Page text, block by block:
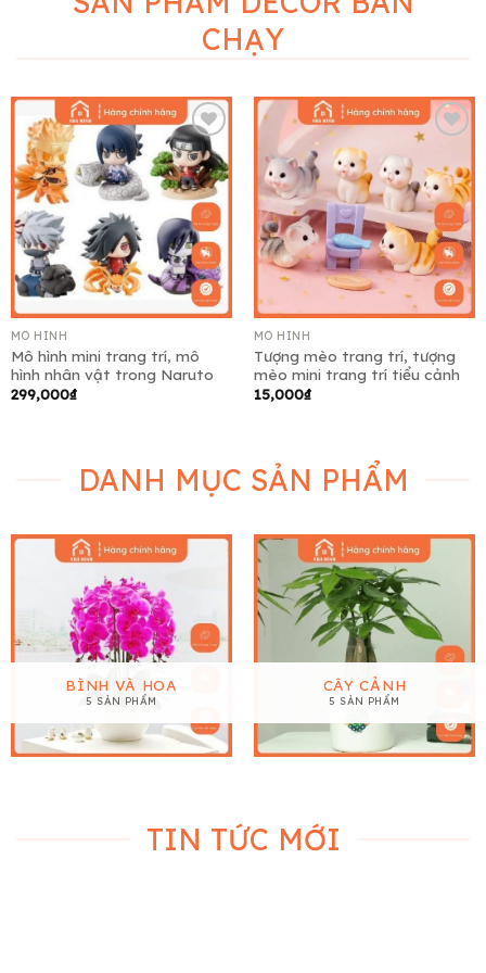
CHẠY
Add to
wishlist
MÔ HÌNH
Mô hình mini trang trí, mô
hình nhân vật trong Naruto
299,000₫
Add to
wishlist
MÔ HÌNH
Tượng mèo trang trí, tượng
mèo mini trang trí tiểu cảnh
15,000₫
DANH MỤC SẢN PHẨM
BÌNH VÀ HOA
5 SẢN PHẨM
CÂY CẢNH
5 SẢN PHẨM
TIN TỨC MỚI